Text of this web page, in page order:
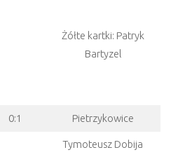
Żółte kartki: Patryk
Bartyzel
0:1 Pietrzykowice
Tymoteusz Dobija